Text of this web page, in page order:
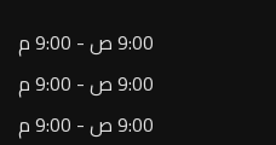
9:00 ص - 9:00 م
9:00 ص - 9:00 م
9:00 ص - 9:00 م